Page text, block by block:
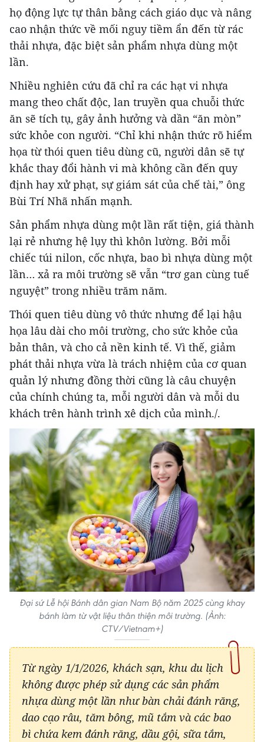
họ động lực tự thân bằng cách giáo dục và nâng
cao nhận thức về mối nguy tiềm ẩn đến từ rác
thải nhựa, đặc biệt sản phẩm nhựa dùng một
lần.
Nhiều nghiên cứu đã chỉ ra các hạt vi nhựa
mang theo chất độc, lan truyền qua chuỗi thức
ăn sẽ tích tụ, gây ảnh hưởng và dần “ăn mòn”
sức khỏe con người. “Chỉ khi nhận thức rõ hiểm
họa từ thói quen tiêu dùng cũ, người dân sẽ tự
khắc thay đổi hành vi mà không cần đến quy
định hay xử phạt, sự giám sát của chế tài,” ông
Bùi Trí Nhã nhấn mạnh.
Sản phẩm nhựa dùng một lần rất tiện, giá thành
lại rẻ nhưng hệ lụy thì khôn lường. Bởi mỗi
chiếc túi nilon, cốc nhựa, bao bì nhựa dùng một
lần… xả ra môi trường sẽ vẫn “trơ gan cùng tuế
nguyệt” trong nhiều trăm năm.
Thói quen tiêu dùng vô thức nhưng để lại hậu
họa lâu dài cho môi trường, cho sức khỏe của
bản thân, và cho cả nền kinh tế. Vì thế, giảm
phát thải nhựa vừa là trách nhiệm của cơ quan
quản lý nhưng đồng thời cũng là câu chuyện
của chính chúng ta, mỗi người dân và mỗi du
khách trên hành trình xê dịch của mình./.
Đại sứ Lễ hội Bánh dân gian Nam Bộ năm 2025 cùng khay
bánh làm từ vật liệu thân thiện môi trường. (Ảnh:
CTV/Vietnam+)
Từ ngày 1/1/2026, khách sạn, khu du lịch
không được phép sử dụng các sản phẩm
nhựa dùng một lần như bàn chải đánh răng,
dao cạo râu, tăm bông, mũ tắm và các bao
bì chứa kem đánh răng, dầu gội, sữa tắm,